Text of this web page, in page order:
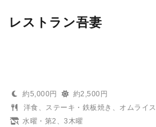
レストラン吾妻
約5,000円
約2,500円
洋食、ステーキ・鉄板焼き、オムライス
水曜・第2、3木曜